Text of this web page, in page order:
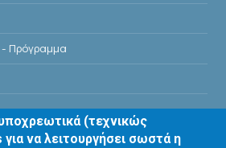
- Πρόγραμμα
(τεχνικώς
να λειτουργήσει σωστά η